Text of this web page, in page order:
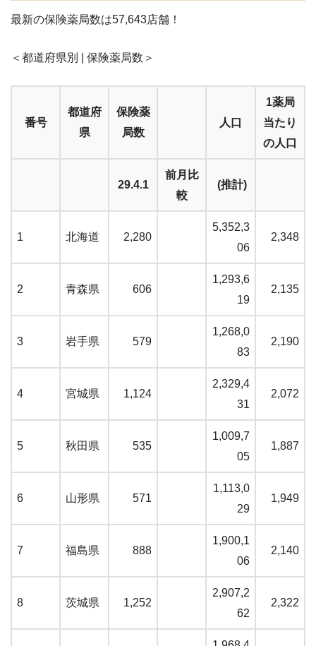
最新の保険薬局数は57,643店舗！
＜都道府県別 | 保険薬局数＞
番号
都道府
県
保険薬
局数
人口
1薬局
当たり
の人口
29.4.1
前月比
較
(推計)
1 北海道 2,280
5,352,3
06
2,348
2 青森県 606
1,293,6
19
2,135
3 岩手県 579
1,268,0
83
2,190
4 宮城県 1,124
2,329,4
31
2,072
5 秋田県 535
1,009,7
05
1,887
6 山形県 571
1,113,0
29
1,949
7 福島県 888
1,900,1
06
2,140
8 茨城県 1,252
2,907,2
62
2,322